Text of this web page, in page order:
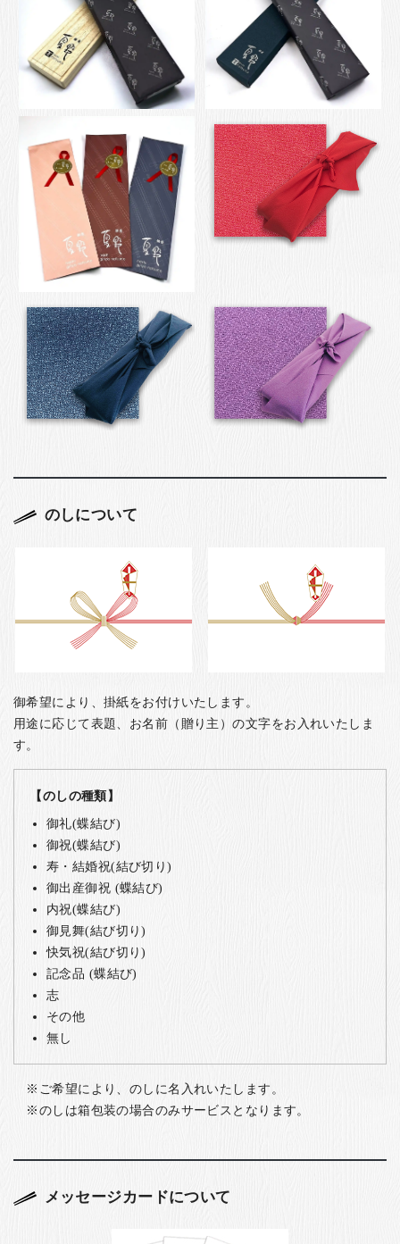
のしについて
御希望により、掛紙をお付けいたします。
用途に応じて表題、お名前（贈り主）の文字をお入れいたしま
す。
【のしの種類】
御礼(蝶結び)
御祝(蝶結び)
寿・結婚祝(結び切り)
御出産御祝 (蝶結び)
内祝(蝶結び)
御見舞(結び切り)
快気祝(結び切り)
記念品 (蝶結び)
志
その他
無し
ご希望により、のしに名入れいたします。
のしは箱包装の場合のみサービスとなります。
メッセージカードについて